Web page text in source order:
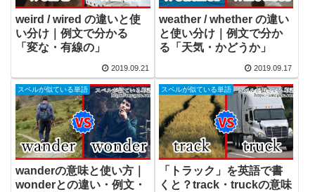
weird / wired の違いと使
い分け｜例文で分かる
「変な・有線の」
2019.09.21
weather / whether の違い
と使い分け｜例文で分か
る「天気・かどうか」
2019.09.17
スペルが似ている単語
wanderの意味と使い方｜
wonderとの違い・例文・
スペルが似ている単語
「トラック」を英語で書
くと？track・truckの意味